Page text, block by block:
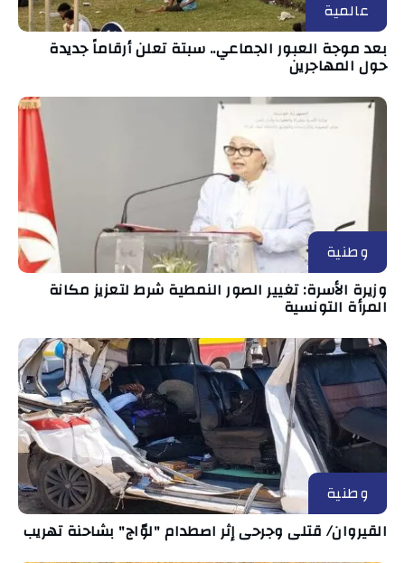
عالمية
بعد موجة العبور الجماعي.. سبتة تعلن أرقاماً جديدة
حول المهاجرين
وطنية
وزيرة الأسرة: تغيير الصور النمطية شرط لتعزيز مكانة
المرأة التونسية
وطنية
القيروان/ قتلى وجرحى إثر اصطدام "لوّاج" بشاحنة تهريب